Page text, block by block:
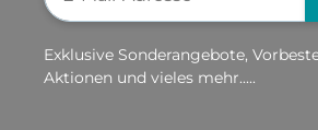
Exklusive Sonderangebote,
Aktionen und vieles mehr.....